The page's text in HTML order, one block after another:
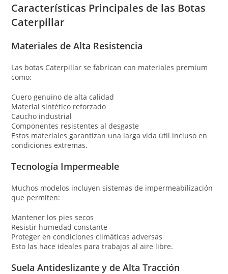
Características Principales de las Botas
Caterpillar
Materiales de Alta Resistencia
Las botas Caterpillar se fabrican con materiales premium
como:
Cuero genuino de alta calidad
Material sintético reforzado
Caucho industrial
Componentes resistentes al desgaste
Estos materiales garantizan una larga vida útil incluso en
condiciones extremas.
Tecnología Impermeable
Muchos modelos incluyen sistemas de impermeabilización
que permiten:
Mantener los pies secos
Resistir humedad constante
Proteger en condiciones climáticas adversas
Esto las hace ideales para trabajos al aire libre.
Suela Antideslizante y de Alta Tracción